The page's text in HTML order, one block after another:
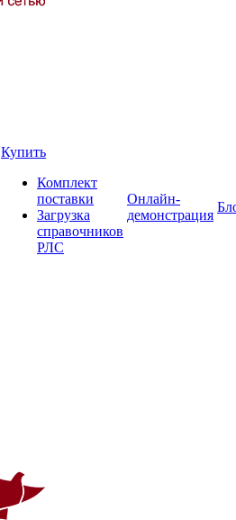
Купить
Комплект
поставки
Загрузка
справочников
РЛС
Онлайн-
демонстрация